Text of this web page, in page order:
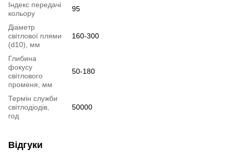
Індекс передачі
кольору
95
Діаметр
світлової плями
(d10), мм
160-300
Глибина
фокусу
світлового
променя, мм
50-180
Термін служби
світлодіодів,
год
50000
Відгуки